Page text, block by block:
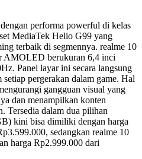
performa powerful di kelas
MediaTek Helio G99 yang
terbaik di segmennya. realme 10
AMOLED berukuran 6,4 inci
Panel layar ini secara langsung
pergerakan dalam game. Hal
gangguan visual yang
dan menampilkan konten
Tersedia dalam dua pilihan
kini bisa dimiliki dengan harga
sedangkan realme 10
harga Rp2.999.000 dari